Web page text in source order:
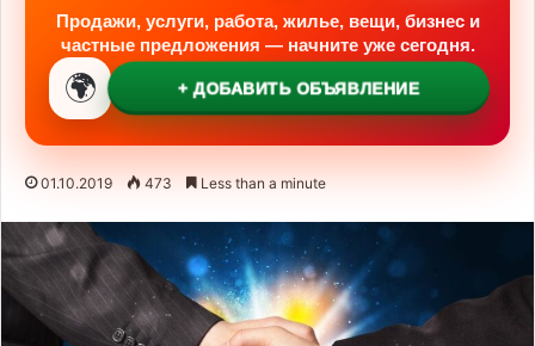
Продажи, услуги, работа, жилье, вещи, бизнес и
частные предложения — начните уже сегодня.
🌍 + ДОБАВИТЬ ОБЪЯВЛЕНИЕ
01.10.2019 473 Less than a minute